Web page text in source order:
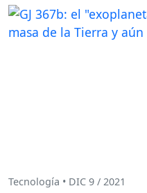
Tecnología • DIC 9 / 2021